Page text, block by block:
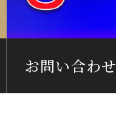
お問い合わせ